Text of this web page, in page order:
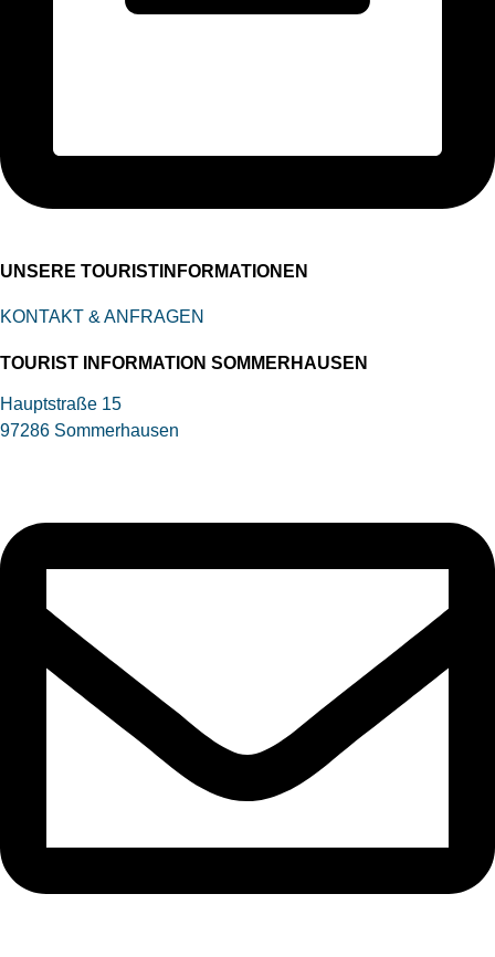
UNSERE TOURIST­INFORMATIONEN
KONTAKT & ANFRAGEN
TOURIST INFORMATION SOMMERHAUSEN
Hauptstraße 15
97286 Sommerhausen